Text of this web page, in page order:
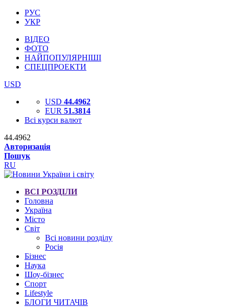
РУС
УКР
ВІДЕО
ФОТО
НАЙПОПУЛЯРНІШІ
СПЕЦПРОЕКТИ
USD
USD 44.4962
EUR 51.3814
Всі курси валют
44.4962
Авторизація
Пошук
RU
ВСІ РОЗДІЛИ
Головна
Україна
Місто
Світ
Всі новини розділу
Росія
Бізнес
Наука
Шоу-бізнес
Спорт
Lifestyle
БЛОГИ ЧИТАЧІВ